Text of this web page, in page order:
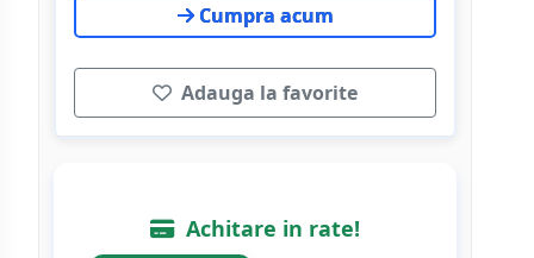
Cumpra acum
Adauga la favorite
Achitare in rate!